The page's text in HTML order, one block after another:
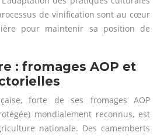
de vinification sont au cœur
pour maintenir sa position de
: fromages AOP et
forte de ses fromages AOP
mondialement reconnus, est
nationale. Des camemberts